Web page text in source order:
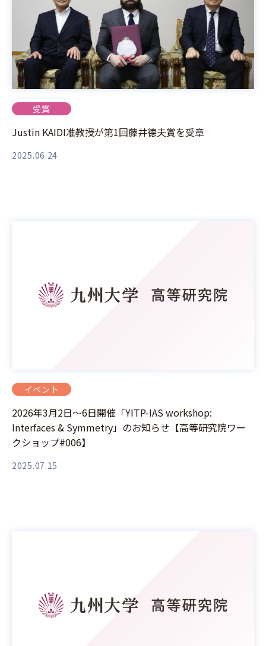
受賞
Justin KAIDI准教授が第1回藤井德夫賞を受章
2025.06.24
イベント
2026年3月2日～6日開催「YITP-IAS workshop:
Interfaces & Symmetry」のお知らせ【高等研究院ワー
クショップ#006】
2025.07.15